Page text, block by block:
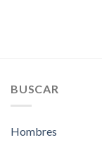
BUSCAR
Hombres